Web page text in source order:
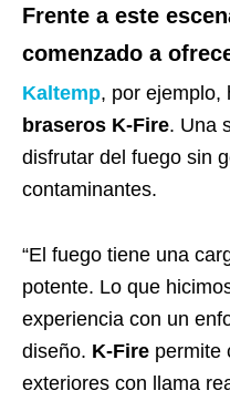
Frente a este
comenzado a
Kaltemp, por ejemplo,
braseros K-Fire. Una
disfrutar del fuego sin
contaminantes.
“El fuego tiene una
potente. Lo que
experiencia con un
diseño. K-Fire permite
exteriores con llama